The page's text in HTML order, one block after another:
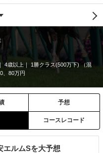
4歳以上
1勝クラス(500万下) （混
、80万円
予想
コースレコード
エルムSを大予想